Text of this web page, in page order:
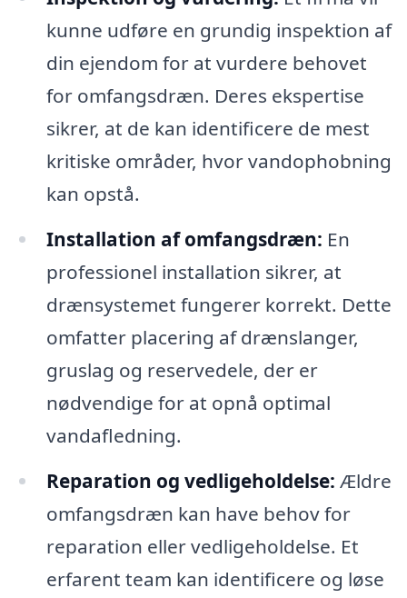
kunne udføre en grundig inspektion af
din ejendom for at vurdere behovet
for omfangsdræn. Deres ekspertise
sikrer, at de kan identificere de mest
kritiske områder, hvor vandophobning
kan opstå.
Installation af omfangsdræn: En
professionel installation sikrer, at
drænsystemet fungerer korrekt. Dette
omfatter placering af drænslanger,
gruslag og reservedele, der er
nødvendige for at opnå optimal
vandafledning.
Reparation og vedligeholdelse: Ældre
omfangsdræn kan have behov for
reparation eller vedligeholdelse. Et
erfarent team kan identificere og løse